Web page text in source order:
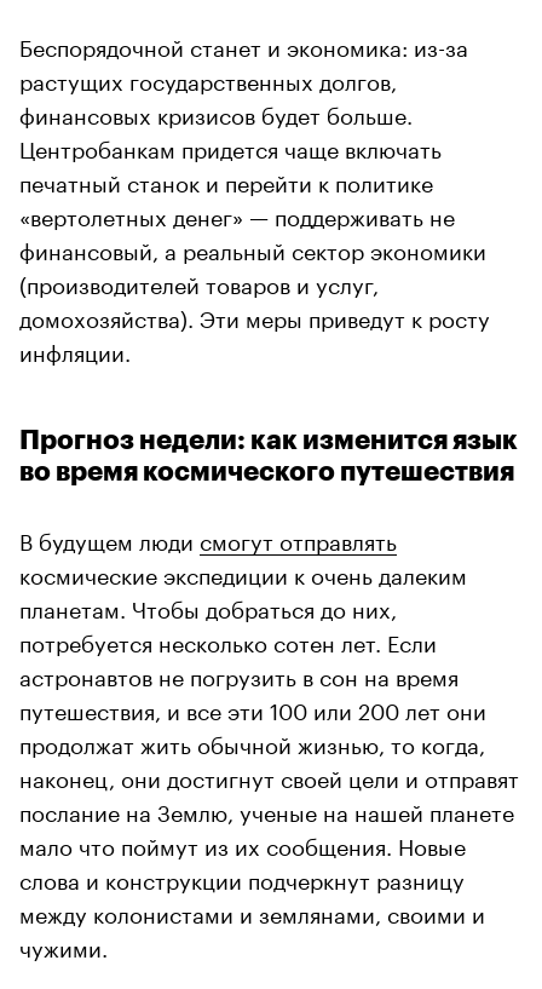
Беспорядочной станет и экономика: из-за
растущих государственных долгов,
финансовых кризисов будет больше.
Центробанкам придется чаще включать
печатный станок и перейти к политике
«вертолетных денег» — поддерживать не
финансовый, а реальный сектор экономики
(производителей товаров и услуг,
домохозяйства). Эти меры приведут к росту
инфляции.
Прогноз недели: как изменится язык
во время космического путешествия
В будущем люди смогут отправлять
космические экспедиции к очень далеким
планетам. Чтобы добраться до них,
потребуется несколько сотен лет. Если
астронавтов не погрузить в сон на время
путешествия, и все эти 100 или 200 лет они
продолжат жить обычной жизнью, то когда,
наконец, они достигнут своей цели и отправят
послание на Землю, ученые на нашей планете
мало что поймут из их сообщения. Новые
слова и конструкции подчеркнут разницу
между колонистами и землянами, своими и
чужими.